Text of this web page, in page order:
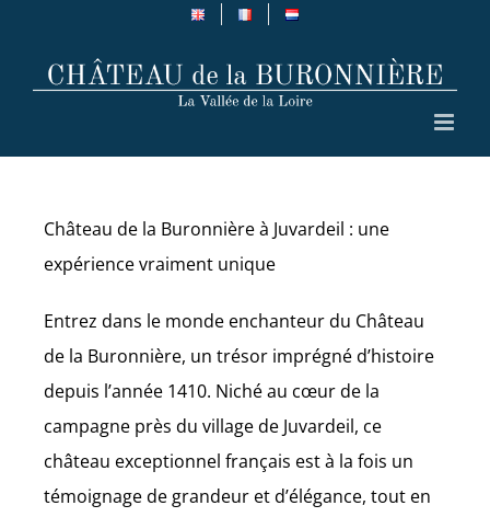
content
Château de la Buronnière à Juvardeil : une
expérience vraiment unique
Entrez dans le monde enchanteur du Château
de la Buronnière, un trésor imprégné d’histoire
depuis l’année 1410. Niché au cœur de la
campagne près du village de Juvardeil, ce
château exceptionnel français est à la fois un
témoignage de grandeur et d’élégance, tout en